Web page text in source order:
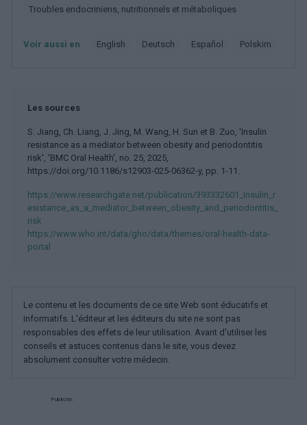
Troubles endocriniens, nutritionnels et métaboliques
Voir aussi en english deutsch español polskim
Les sources
S. Jiang, Ch. Liang, J. Jing, M. Wang, H. Sun et B. Zuo, 'Insulin
resistance as a mediator between obesity and periodontitis
risk', 'BMC Oral Health', no. 25, 2025,
https://doi.org/10.1186/s12903-025-06362-y, pp. 1-11.
https://www.researchgate.net/publication/393332601_Insulin_r
esistance_as_a_mediator_between_obesity_and_periodontitis_
risk
https://www.who.int/data/gho/data/themes/oral-health-data-
portal
Le contenu et les documents de ce site Web sont éducatifs et
informatifs. L'éditeur et les éditeurs du site ne sont pas
responsables des effets de leur utilisation. Avant d'utiliser les
conseils et astuces contenus dans le site, vous devez
absolument consulter votre médecin.
Publicité: